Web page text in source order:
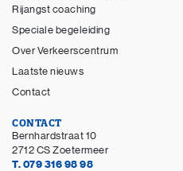
Rijangst coaching
Speciale begeleiding
Over Verkeerscentrum
Laatste nieuws
Contact
CONTACT
Bernhardstraat 10
2712 CS Zoetermeer
T. 079 316 98 98